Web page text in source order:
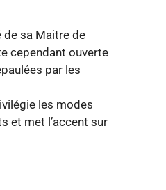
de sa Maitre de
cependant ouverte
par les
les modes
et met l’accent sur